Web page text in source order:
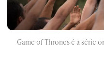
Game of Thrones é a série